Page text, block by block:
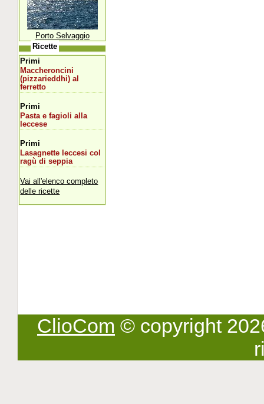
Porto Selvaggio
Ricette
Primi
Maccheroncini
(pizzarieddhi) al
ferretto
Primi
Pasta e fagioli alla
leccese
Primi
Lasagnette leccesi col
ragù di seppia
Vai all'elenco completo
delle ricette
ClioCom © copyright